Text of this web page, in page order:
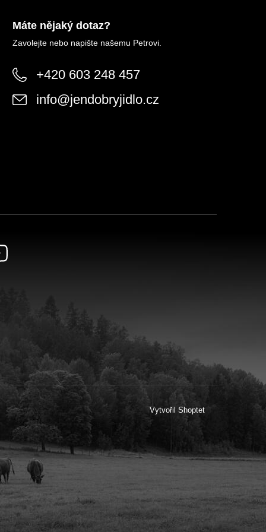
Máte nějaký dotaz?
Zavolejte nebo napište našemu Petrovi.
+420 603 248 457
info@jendobryjidlo.cz
Vytvořil Shoptet